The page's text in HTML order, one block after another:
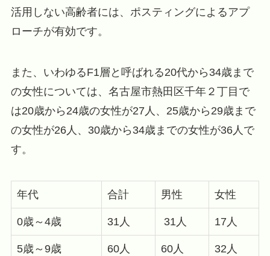
活用しない高齢者には、ポスティングによるアプ
ローチが有効です。
また、いわゆるF1層と呼ばれる20代から34歳まで
の女性については、名古屋市熱田区千年２丁目で
は20歳から24歳の女性が27人、25歳から29歳まで
の女性が26人、30歳から34歳までの女性が36人で
す。
年代 合計 男性 女性
0歳～4歳 31人 31人 17人
5歳～9歳 60人 60人 32人